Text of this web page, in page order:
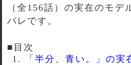
（全156話）の実在のモデ
バレです。
■目次
「半分、青い。」の実